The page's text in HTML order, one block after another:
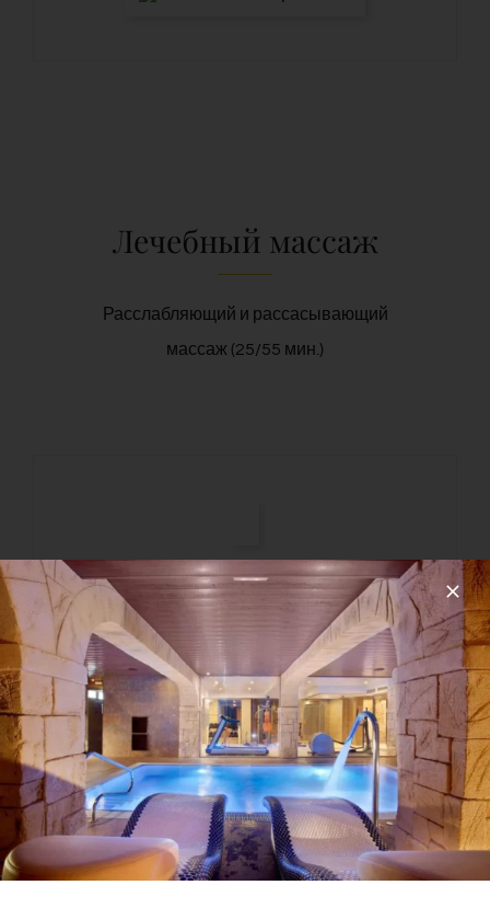
Лечебный массаж
Расслабляющий и рассасывающий
массаж (25/55 мин.)
Геотермальный
массаж
Массаж горячими вулканическими